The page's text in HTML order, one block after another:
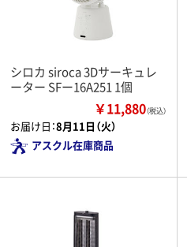
シロカ siroca 3Dサーキュレ
ーター SFー16A251 1個
￥11,880（税込）
お届け日：8月11日（火）
アスクル在庫商品